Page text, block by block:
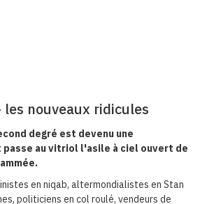
les nouveaux ridicules
degré est devenu une
au vitriol l'asile à ciel ouvert de
en niqab, altermondialistes en Stan
politiciens en col roulé, vendeurs de